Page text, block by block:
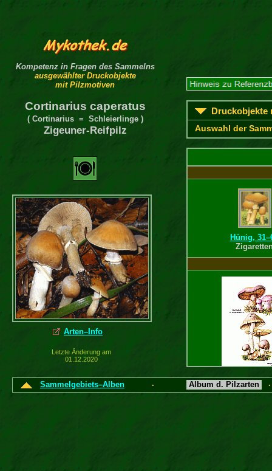
Kompetenz in Fragen des Sammelns
ausgewählter Druckobjekte
mit Pilzmotiven
Cortinarius caperatus
( Cortinarius = Schleierlinge )
Zigeuner-Reifpilz
Arten–Info
Letzte Änderung am
01.12.2020
Druckobjekte
Auswahl der
Hünig,
Friedberger
Zeitung
Sammelgebiets–Alben · Album d. Pilzarten